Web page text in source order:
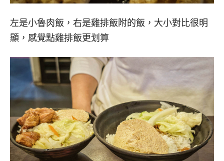
左是小魯肉飯，右是雞排飯附的飯，大小對比很明
顯，感覺點雞排飯更划算